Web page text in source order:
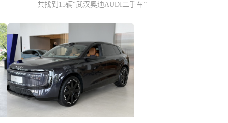
共找到15辆“武汉奥迪AUDI二手车”